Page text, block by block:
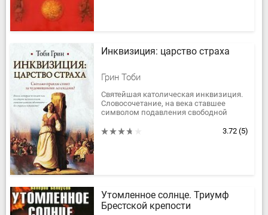
Инквизиция: царство страха
Грин Тоби
Святейшая католическая инквизиция.
Словосочетание, на века ставшее
символом подавления свободной
безжалостных пыток...
3.72 (5)
Утомленное солнце. Триумф
Брестской крепости